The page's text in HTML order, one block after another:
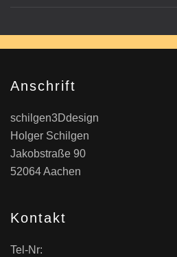
Anschrift
schilgen3Ddesign
Holger Schilgen
Jakobstraße 90
52064 Aachen
Kontakt
Tel-Nr: